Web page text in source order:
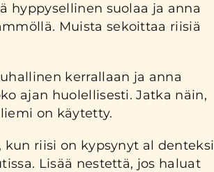
hyppysellinen suolaa ja anna
Muista sekoittaa riisiä
kerrallaan ja anna
ajan huolellisesti. Jatka näin,
on käytetty.
kun riisi on kypsynyt al denteksi
Lisää nestettä, jos haluat